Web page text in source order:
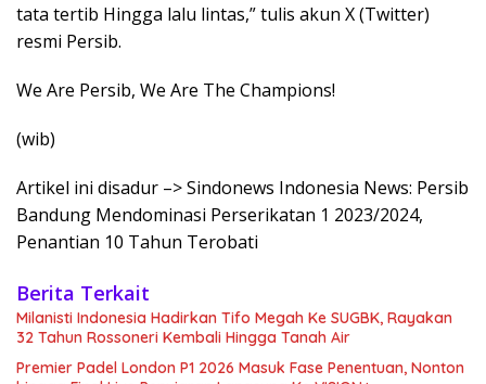
tata tertib Hingga lalu lintas,” tulis akun X (Twitter)
resmi Persib.
We Are Persib, We Are The Champions!
(wib)
Artikel ini disadur –> Sindonews Indonesia News: Persib
Bandung Mendominasi Perserikatan 1 2023/2024,
Penantian 10 Tahun Terobati
Berita Terkait
Milanisti Indonesia Hadirkan Tifo Megah Ke SUGBK, Rayakan
32 Tahun Rossoneri Kembali Hingga Tanah Air
Premier Padel London P1 2026 Masuk Fase Penentuan, Nonton